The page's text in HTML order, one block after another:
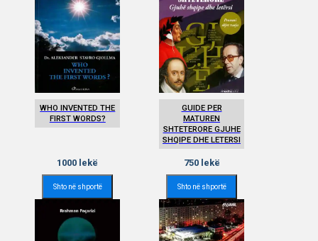
WHO INVENTED THE
FIRST WORDS?
1000 lekë
Shto në shportë
GUIDE PER
MATUREN
SHTETERORE GJUHE
SHQIPE DHE LETERSI
750lekë
Shto në shportë